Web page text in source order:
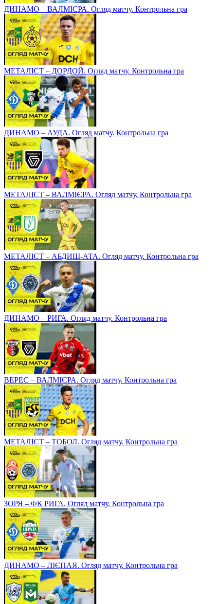
ДИНАМО – ВАЛМІЄРА. Огляд матчу. Контрольна гра
МЕТАЛІСТ – ДОРДОЙ. Огляд матчу. Контрольна гра
ДИНАМО – АУДА. Огляд матчу. Контрольна гра
МЕТАЛІСТ – ВАЛМІЄРА. Огляд матчу. Контрольна гра
МЕТАЛІСТ – АБДИШ-АТА. Огляд матчу. Контрольна гра
ДИНАМО – РИГА. Огляд матчу. Контрольна гра
ВЕРЕС – ВАЛМІЄРА. Огляд матчу. Контрольна гра
МЕТАЛІСТ – ТОБОЛ. Огляд матчу. Контрольна гра
ЗОРЯ – ФК РИГА. Огляд матчу. Контрольна гра
ДИНАМО – ЛІЄПАЯ. Огляд матчу. Контрольна гра